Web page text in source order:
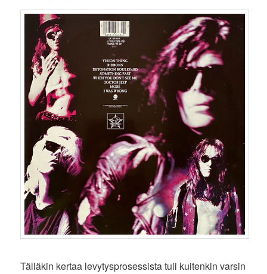
Tälläkin kertaa levytysprosessista tuli kuitenkin varsin